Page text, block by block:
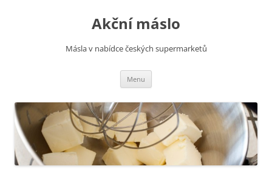
Akční máslo
Másla v nabídce českých supermarketů
Menu